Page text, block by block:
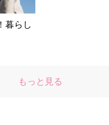
暮らし
もっと見る